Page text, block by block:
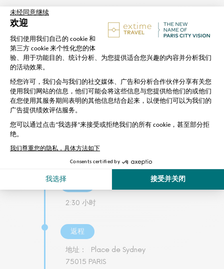
出发
地址：
Place de Sydney, 75015
ambassador
2:30 小时
返程
地址：
Place de Sydney
75015 PARIS